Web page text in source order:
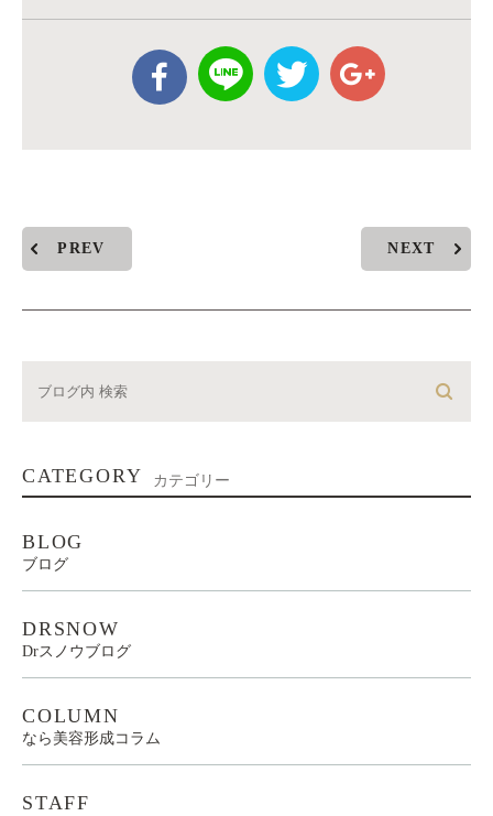
PREV NEXT
CATEGORY カテゴリー
BLOG
ブログ
DRSNOW
Drスノウブログ
COLUMN
なら美容形成コラム
STAFF